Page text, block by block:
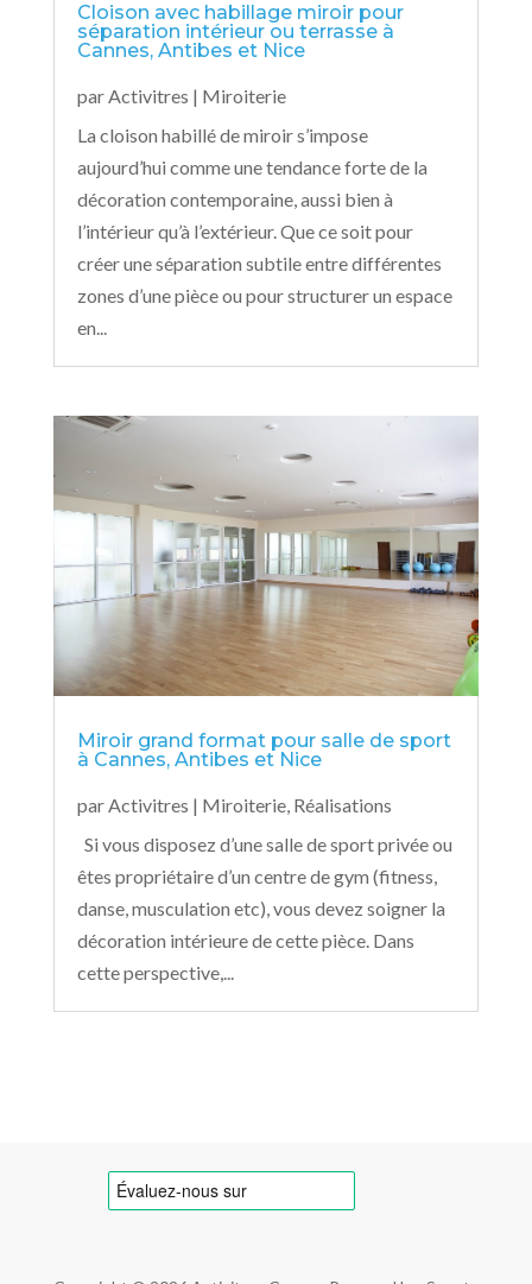
Cloison avec habillage miroir pour
séparation intérieur ou terrasse à
Cannes, Antibes et Nice
parActivitres | Miroiterie
La cloison habillé de miroir s’impose
aujourd’hui comme une tendance forte de la
décoration contemporaine, aussi bien à
l’intérieur qu’à l’extérieur. Que ce soit pour
créer une séparation subtile entre différentes
zones d’une pièce ou pour structurer un espace
en...
Miroir grand format pour salle de sport
à Cannes, Antibes et Nice
parActivitres | Miroiterie, Réalisations
Si vous disposez d’une salle de sport privée ou
êtes propriétaire d’un centre de gym (fitness,
danse, musculation etc), vous devez soigner la
décoration intérieure de cette pièce. Dans
cette perspective,...